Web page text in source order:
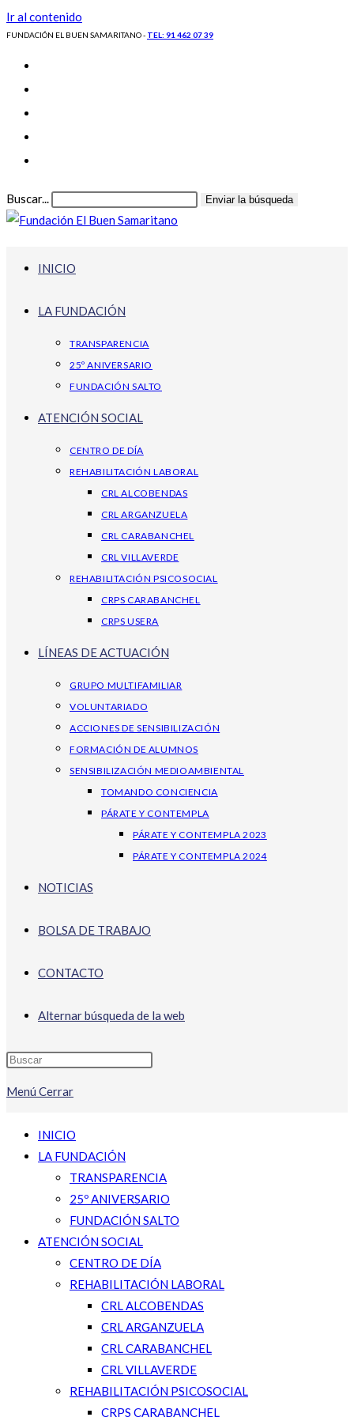
Ir al contenido
FUNDACIÓN EL BUEN SAMARITANO - TEL: 91 462 07 39
Buscar... Enviar la búsqueda
INICIO
LA FUNDACIÓN
TRANSPARENCIA
25º ANIVERSARIO
FUNDACIÓN SALTO
ATENCIÓN SOCIAL
CENTRO DE DÍA
REHABILITACIÓN LABORAL
CRL ALCOBENDAS
CRL ARGANZUELA
CRL CARABANCHEL
CRL VILLAVERDE
REHABILITACIÓN PSICOSOCIAL
CRPS CARABANCHEL
CRPS USERA
LÍNEAS DE ACTUACIÓN
GRUPO MULTIFAMILIAR
VOLUNTARIADO
ACCIONES DE SENSIBILIZACIÓN
FORMACIÓN DE ALUMNOS
SENSIBILIZACIÓN MEDIOAMBIENTAL
TOMANDO CONCIENCIA
PÁRATE Y CONTEMPLA
PÁRATE Y CONTEMPLA 2023
PÁRATE Y CONTEMPLA 2024
NOTICIAS
BOLSA DE TRABAJO
CONTACTO
Alternar búsqueda de la web
Menú Cerrar
INICIO
LA FUNDACIÓN
TRANSPARENCIA
25º ANIVERSARIO
FUNDACIÓN SALTO
ATENCIÓN SOCIAL
CENTRO DE DÍA
REHABILITACIÓN LABORAL
CRL ALCOBENDAS
CRL ARGANZUELA
CRL CARABANCHEL
CRL VILLAVERDE
REHABILITACIÓN PSICOSOCIAL
CRPS CARABANCHEL